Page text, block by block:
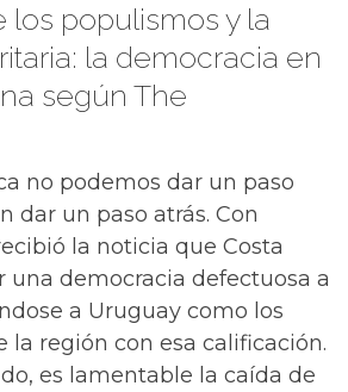
los populismos y la
la democracia en
según The
no podemos dar un paso
dar un paso atrás. Con
la noticia que Costa
una democracia defectuosa a
a Uruguay como los
la región con esa calificación.
es lamentable la caída de